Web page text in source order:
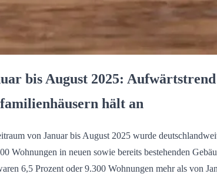
bis August 2025:
hält an
von Januar bis August 2025 wurde
Wohnungen in neuen sowie bereits bestehenden
6,5 Prozent oder 9.300 Wohnungen mehr als von